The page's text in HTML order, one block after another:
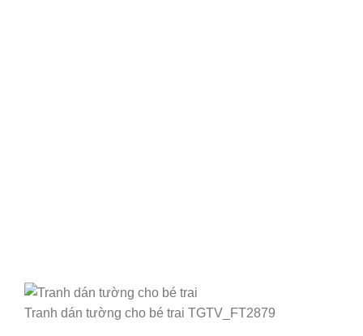
Tranh dán tường cho bé trai TGTV_FT2879